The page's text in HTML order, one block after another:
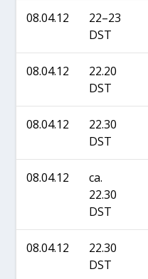
08.04.12
22–23
DST
08.04.12
22.20
DST
08.04.12
22.30
DST
08.04.12
ca.
22.30
DST
08.04.12
22.30
DST